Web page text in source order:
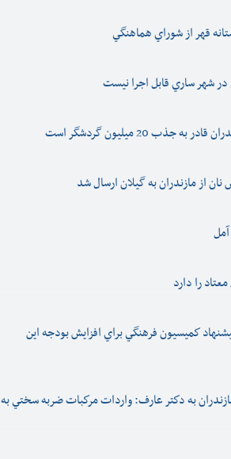
قهر از شوراي هماهنگي
شهر ساري قابل اجرا نيست
جذب 20 ميليون گردشگر است
را دارد
كميسيون فرهنگي براي افزايش بودجه اين
به دكتر عارف: واردات مركبات ضربه سختي به